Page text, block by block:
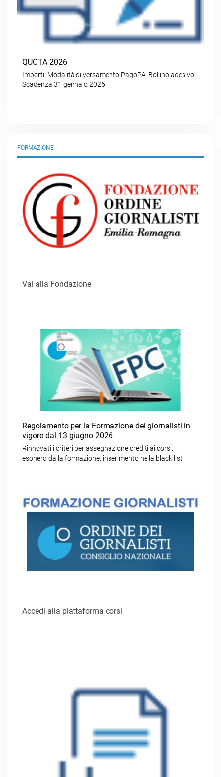
QUOTA 2026
Importi. Modalità di versamento PagoPA. Bollino adesivo.
Scadenza 31 gennaio 2026
FORMAZIONE
Vai alla Fondazione
Regolamento per la Formazione dei giornalisti in
vigore dal 13 giugno 2026
Rinnovati i criteri per assegnazione crediti ai corsi,
esonero dalla formazione, inserimento nella black list
Accedi alla piattaforma corsi